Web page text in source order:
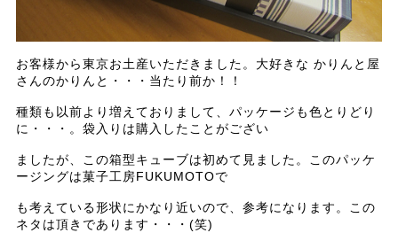
お客様から東京お土産いただきました。大好きな かりんと屋
さんのかりんと・・・当たり前か！！
種類も以前より増えておりまして、パッケージも色とりどり
に・・・。袋入りは購入したことがござい
ましたが、この箱型キューブは初めて見ました。このパッケ
ージングは菓子工房FUKUMOTOで
も考えている形状にかなり近いので、参考になります。この
ネタは頂きであります・・・(笑)